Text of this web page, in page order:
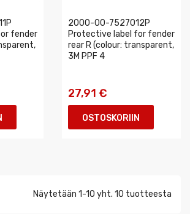
fender
2000-00-7527012P
Protective label for fender
rear R (colour: transparent,
3M PPF 4
27,91 €
OSTOSKORIIN
Näytetään 1-10 yht. 10 tuotteesta